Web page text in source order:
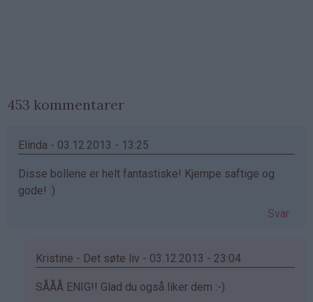
453 kommentarer
Elinda - 03.12.2013 - 13:25
Disse bollene er helt fantastiske! Kjempe saftige og
gode! :)
Svar
Kristine - Det søte liv - 03.12.2013 - 23:04
Som
SÅÅÅ ENIG!! Glad du også liker dem :-)